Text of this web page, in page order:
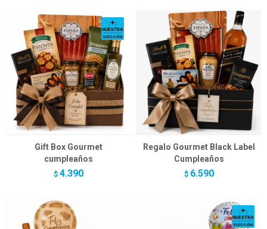
Gift Box Gourmet
cumpleaños
$ 4.390
Regalo Gourmet Black Label
Cumpleaños
$ 6.590